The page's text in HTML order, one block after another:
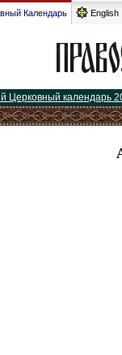
Календарь English
Церковный календарь